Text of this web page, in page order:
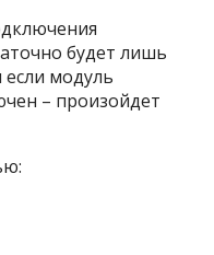
будет лишь
если модуль
– произойдет